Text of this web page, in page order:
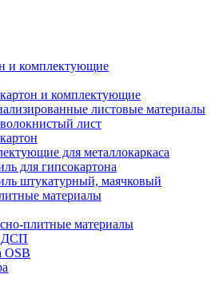
и комплектующие
и комплектующие
листовые материалы
лист
для металлокаркаса
для гипсокартона
штукатурный, маячковый
материалы
плитные материалы
OSB